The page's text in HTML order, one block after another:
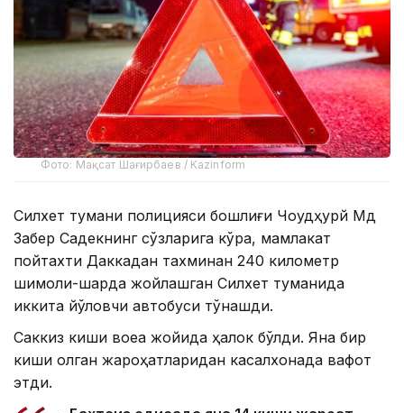
Фото: Мақсат Шағирбаев / Kazinform
Силхет тумани полицияси бошлиғи Чоудҳурй Мд
Забер Садекнинг сўзларига кўра, мамлакат
пойтахти Даккадан тахминан 240 километр
шимоли-шарқда жойлашган Силхет туманида
иккита йўловчи автобуси тўқнашди.
Саккиз киши воқеа жойида ҳалок бўлди. Яна бир
киши олган жароҳатларидан касалхонада вафот
этди.